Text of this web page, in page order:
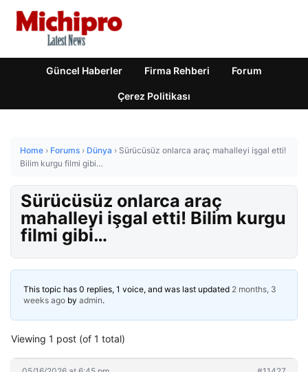
Güncel Haberler Firma Rehberi Forum
Çerez Politikası
Home › Forums › Dünya › Sürücüsüz onlarca araç mahalleyi işgal etti!
Bilim kurgu filmi gibi…
Sürücüsüz onlarca araç
mahalleyi işgal etti! Bilim kurgu
filmi gibi…
This topic has 0 replies, 1 voice, and was last updated 2 months, 3
weeks ago by admin.
Viewing 1 post (of 1 total)